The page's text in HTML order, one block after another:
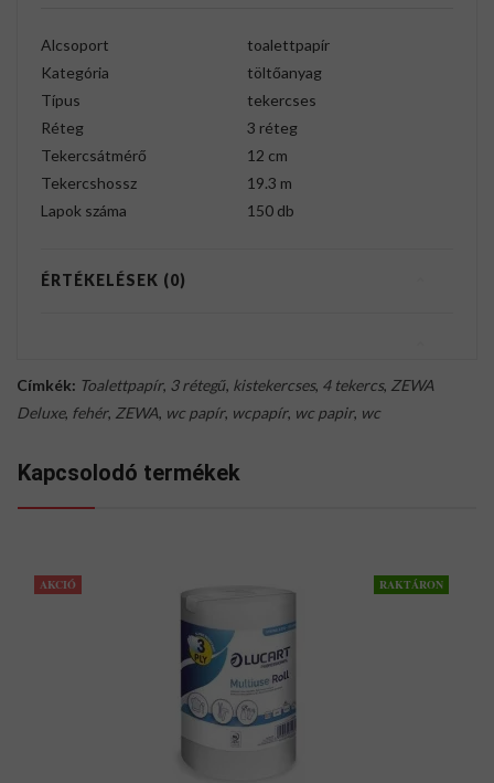
Alcsoport
toalettpapír
Kategória
töltőanyag
Típus
tekercses
Réteg
3 réteg
Tekercsátmérő
12 cm
Tekercshossz
19.3 m
Lapok száma
150 db
ÉRTÉKELÉSEK (0)
Címkék: Toalettpapír, 3 rétegű, kistekercses, 4 tekercs, ZEWA
Deluxe, fehér, ZEWA, wc papír, wcpapír, wc papir, wc
Kapcsolodó termékek
AKCIÓ RAKTÁRON